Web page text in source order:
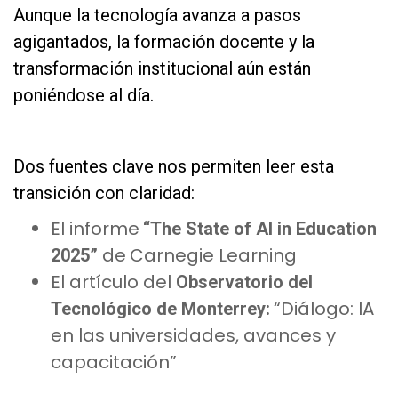
Aunque la tecnología avanza a pasos
agigantados, la formación docente y la
transformación institucional aún están
poniéndose al día.
Dos fuentes clave nos permiten leer esta
transición con claridad:
El informe “The State of AI in Education
2025” de Carnegie Learning
El artículo del Observatorio del
Tecnológico de Monterrey: “Diálogo: IA
en las universidades, avances y
capacitación”